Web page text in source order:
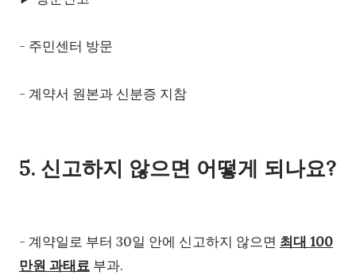
- 주민센터 방문
- 계약서 원본과 신분증 지참
5. 신고하지 않으면 어떻게 되나요?
- 계약일로 부터 30일 안에 신고하지 않으면 최대 100
만원 과태료 부과.